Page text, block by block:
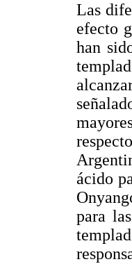
Las
efecto
han
ácido
para